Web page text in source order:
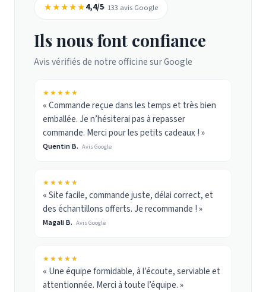
★★★★★4,4/5· 133 avis Google
Ils nous font confiance
Avis vérifiés de notre officine sur Google
★★★★★
« Commande reçue dans les temps et très bien
emballée. Je n’hésiterai pas à repasser
commande. Merci pour les petits cadeaux ! »
Quentin B. Avis Google
★★★★★
« Site facile, commande juste, délai correct, et
des échantillons offerts. Je recommande ! »
Magali B. Avis Google
★★★★★
« Une équipe formidable, à l’écoute, serviable et
attentionnée. Merci à toute l’équipe. »